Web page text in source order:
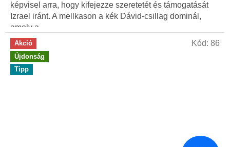
képvisel arra, hogy kifejezze szeretetét és támogatását
Izrael iránt. A mellkason a kék Dávid-csillag dominál,
amely a...
Akció
Újdonság
Tipp
Kód: 86